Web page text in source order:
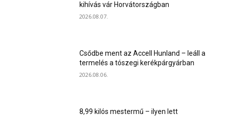
kihívás vár Horvátországban
2026.08.07.
Csődbe ment az Accell Hunland – leáll a
termelés a tószegi kerékpárgyárban
2026.08.06.
8,99 kilós mestermű – ilyen lett